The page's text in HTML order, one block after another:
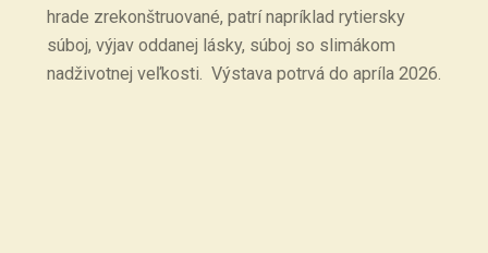
hrade zrekonštruované, patrí napríklad rytiersky
súboj, výjav oddanej lásky, súboj so slimákom
nadživotnej veľkosti. Výstava potrvá do apríla 2026.